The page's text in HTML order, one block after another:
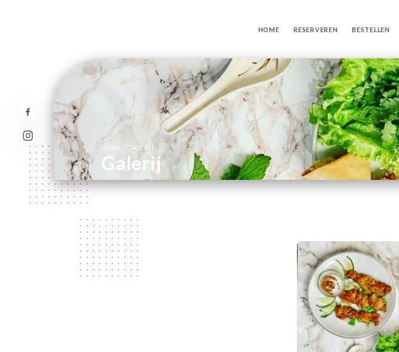
HOME RESERVEREN BESTELLEN
HOME /GALERIJ
Galerij